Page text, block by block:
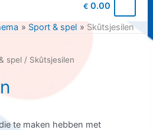
€ 0.00
Sport & spel Skûtsjesilen
spel / Skûtsjesilen
te maken hebben met